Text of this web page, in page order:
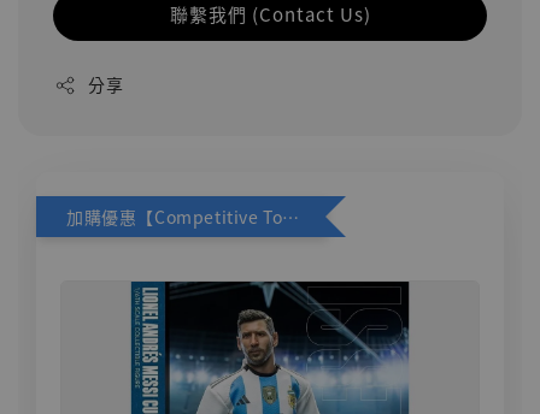
聯繫我們 (Contact Us)
分享
加購優惠【Competitive Toys 梅西 [CM001]】